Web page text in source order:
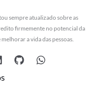
sempre atualizado sobre as
firmemente no potencial da
a vida das pessoas.